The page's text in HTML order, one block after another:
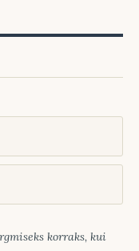
korraks, kui